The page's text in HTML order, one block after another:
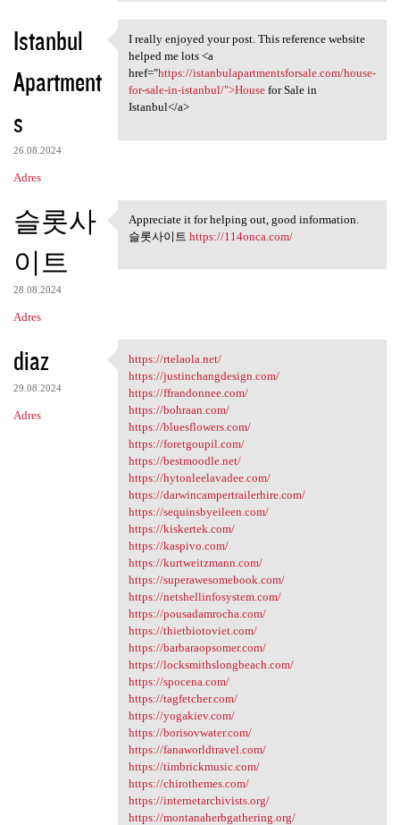
Istanbul
Apartment
s
26.08.2024
Adres
I really enjoyed your post.
I really enjoyed your post. This reference website
helped me lots <a
href="https://istanbulapartmentsforsale.com/house-
for-sale-in-istanbul/">Housefor Sale in
Istanbul</a>
슬롯사
이트
28.08.2024
Adres
Appreciate it for helping out
Appreciate it for helping out, good information.
슬롯사이트 https://114onca.com/
diaz
29.08.2024
Adres
https://rtelaola.net/
https://rtelaola.net/
https://justinchangdesign.com/
https://ffrandonnee.com/
https://bohraan.com/
https://bluesflowers.com/
https://foretgoupil.com/
https://bestmoodle.net/
https://hytonleelavadee.com/
https://darwincampertrailerhire.com/
https://sequinsbyeileen.com/
https://kiskertek.com/
https://kaspivo.com/
https://kurtweitzmann.com/
https://superawesomebook.com/
https://netshellinfosystem.com/
https://pousadamrocha.com/
https://thietbiotoviet.com/
https://barbaraopsomer.com/
https://locksmithslongbeach.com/
https://spocena.com/
https://tagfetcher.com/
https://yogakiev.com/
https://borisovwater.com/
https://fanaworldtravel.com/
https://timbrickmusic.com/
https://chirothemes.com/
https://internetarchivists.org/
https://montanaherbgathering.org/